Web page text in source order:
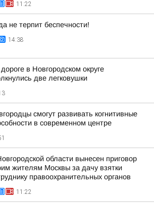
11:22
не терпит беспечности!
14:38
в Новгородском округе
две легковушки
смогут развивать когнитивные
в современном центре
области вынесен приговор
жителям Москвы за дачу взятки
правоохранительных органов
11:22